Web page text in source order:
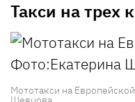
Такси на трех
Мототакси на